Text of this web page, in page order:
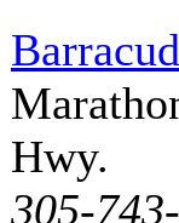
Hwy.
305-